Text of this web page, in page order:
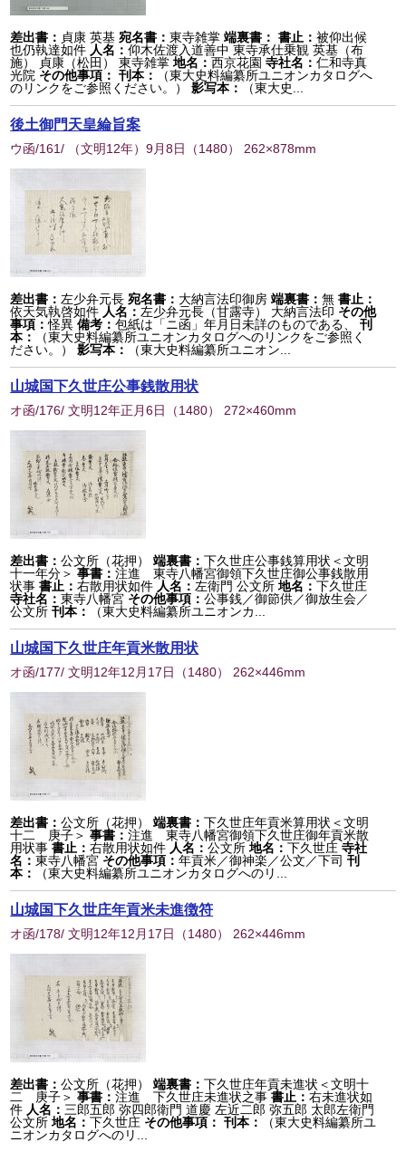
差出書： 貞康 英基 宛名書：東寺雑掌 端裏書： 書止：被仰出候
也仍執達如件 人名：仰木佐渡入道善中 東寺承仕乗観 英基（布
施） 貞康（松田） 東寺雑掌 地名：西京花園 寺社名：仁和寺真
光院 その他事項： 刊本：
（東大史料編纂所ユニオンカタログへ
のリンクをご参照ください。）
影写本： （東大史...
後土御門天皇綸旨案
ウ函/161/ （文明12年）9月8日 （1480） 262×878mm
差出書： 左少弁元長 宛名書： 大納言法印御房 端裏書：無 書止：
依天気執啓如件 人名： 左少弁元長（甘露寺） 大納言法印 その他
事項：怪異 備考：包紙は「ニ函」年月日未詳のものである、
刊
本：
（東大史料編纂所ユニオンカタログへのリンクをご参照く
ださい。）
影写本： （東大史料編纂所ユニオン...
山城国下久世庄公事銭散用状
オ函/176/ 文明12年正月6日 （1480） 272×460mm
差出書：公文所（花押） 端裏書：下久世庄公事銭算用状＜文明
十一年分＞ 事書：注進 東寺八幡宮御領下久世庄御公事銭散用
状事書止：右散用状如件 人名： 左衛門 公文所 地名：下久世庄
寺社名：東寺八幡宮 その他事項：公事銭／御節供／御放生会／
公文所刊本： （東大史料編纂所ユニオンカ...
山城国下久世庄年貢米散用状
オ函/177/ 文明12年12月17日 （1480） 262×446mm
差出書：公文所（花押） 端裏書：下久世庄年貢米算用状＜文明
十二 庚子＞ 事書：注進 東寺八幡宮御領下久世庄御年貢米散
用状事書止：右散用状如件 人名：公文所 地名：下久世庄 寺社
名：東寺八幡宮 その他事項：年貢米／御神楽／公文／下司刊
本：
（東大史料編纂所ユニオンカタログへのリ...
山城国下久世庄年貢米未進徴符
オ函/178/ 文明12年12月17日 （1480） 262×446mm
差出書：公文所（花押） 端裏書：下久世庄年貢未進状＜文明十
二 庚子＞ 事書：注進 下久世庄未進状之事書止：右未進状如
件 人名： 三郎五郎 弥四郎衛門 道慶 左近二郎 弥五郎 太郎左衛門
公文所 地名：下久世庄 その他事項： 刊本：
（東大史料編纂所ユ
ニオンカタログへのリ...